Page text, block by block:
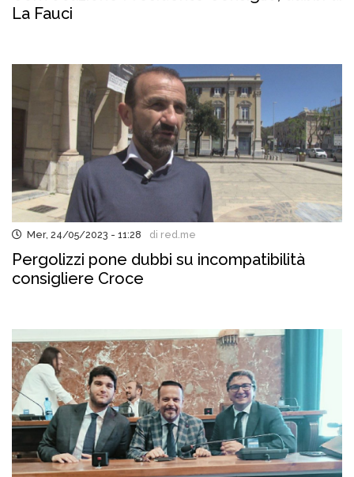
La Fauci
Mer, 24/05/2023 - 11:28 di red.me
Pergolizzi pone dubbi su incompatibilità
consigliere Croce